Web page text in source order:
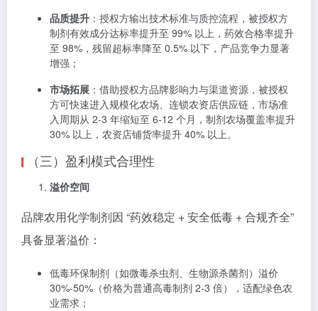
品质提升 ：授权方输出技术标准与质控流程，被授权方
制剂有效成分达标率提升至 99% 以上，药效合格率提升
至 98%，残留超标率降至 0.5% 以下，产品竞争力显著
增强；
市场拓展 ：借助授权方品牌影响力与渠道资源，被授权
方可快速进入规模化农场、连锁农资店供应链，市场准
入周期从 2-3 年缩短至 6-12 个月，制剂农场覆盖率提升
30% 以上，农资店铺货率提升 40% 以上。
（三）盈利模式合理性
溢价空间
品牌农用化学制剂因 “药效稳定 + 安全低毒 + 合规齐全”
具备显著溢价：
低毒环保制剂（如微毒杀虫剂、生物源杀菌剂）溢价
30%-50%（价格为普通高毒制剂 2-3 倍），适配绿色农
业需求；